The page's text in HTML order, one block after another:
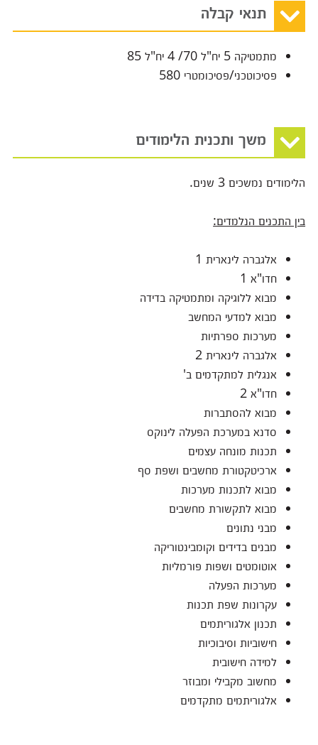
תנאי קבלה
מתמטיקה 5 יח"ל 70/ 4 יח"ל 85
פסיכוטכני/פסיכומטרי 580
משך ותכנית הלימודים
הלימודים נמשכים 3 שנים.
בין התכנים הנלמדים:
אלגברה לינארית 1
חדו"א 1
מבוא ללוגיקה ומתמטיקה בדידה
מבוא למדעי המחשב
מערכות ספרתיות
אלגברה לינארית 2
אנגלית למתקדמים ב'
חדו"א 2
מבוא להסתברות
סדנא במערכת הפעלה לינוקס
תכנות מונחה עצמים
ארכיטקטורת מחשבים ושפת סף
מבוא לתכנות מערכות
מבוא לתקשורת מחשבים
מבני נתונים
מבנים בדידים וקומבינטוריקה
אוטומטים ושפות פורמליות
מערכות הפעלה
עקרונות שפת תכנות
תכנון אלגוריתמים
חישוביות וסיבוכיות
למידה חישובית
מחשוב מקבילי ומבוזר
אלגוריתמים מתקדמים